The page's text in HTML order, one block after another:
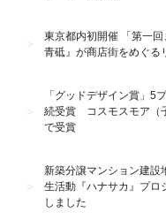
東京都内初開催 「第一
青砥』が商店街をめぐる
「グッドデザイン賞」5
続受賞 コスモスモア（
で受賞
新築分譲マンション建設
生活動『ハナサカ』プロ
しました